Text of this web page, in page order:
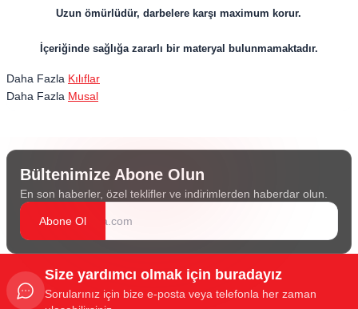
Uzun ömürlüdür, darbelere karşı maximum korur.
İçeriğinde sağlığa zararlı bir materyal bulunmamaktadır.
Daha Fazla Kılıflar
Daha Fazla Musal
Bültenimize Abone Olun
En son haberler, özel teklifler ve indirimlerden haberdar olun.
Abone Ol
Size yardımcı olmak için buradayız
Sorularınız için bize e-posta veya telefonla her zaman